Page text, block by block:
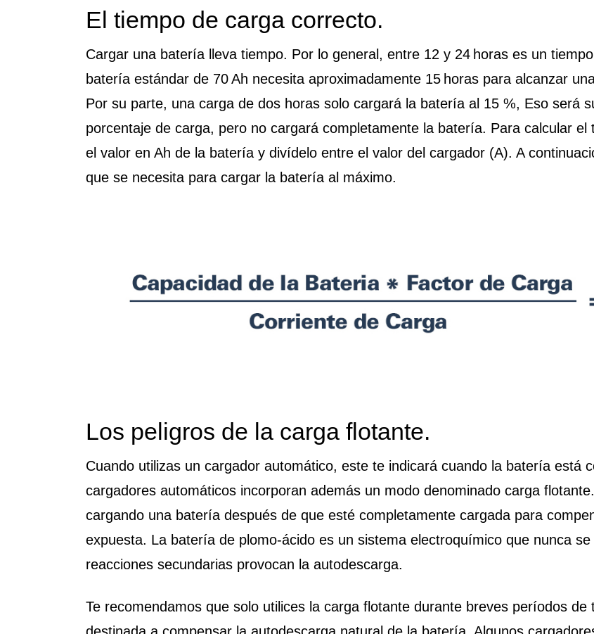
El tiempo de carga correcto.
Cargar una batería lleva tiempo. Por lo general, entre 12 y 24 horas es un
batería estándar de 70 Ah necesita aproximadamente 15 horas para alcanzar
Por su parte, una carga de dos horas solo cargará la batería al 15 %, Eso será
porcentaje de carga, pero no cargará completamente la batería. Para calcular
el valor en Ah de la batería y divídelo entre el valor del cargador (A). A
que se necesita para cargar la batería al máximo.
Los peligros de la carga flotante.
Cuando utilizas un cargador automático, este te indicará cuando la batería está
cargadores automáticos incorporan además un modo denominado carga
cargando una batería después de que esté completamente cargada para
expuesta. La batería de plomo-ácido es un sistema electroquímico que nunca
reacciones secundarias provocan la autodescarga.
Te recomendamos que solo utilices la carga flotante durante breves períodos